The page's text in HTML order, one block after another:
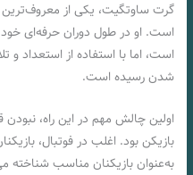
گرت ساوتگیت، یکی از معروف‌ترین
است. او در طول دوران حرفه‌ای
است، اما با استفاده از استعداد
شدن رسیده است.
اولین چالش مهم در این راه،
بازیکن بود. اغلب در فوتبال،
به‌عنوان بازیکنان مناسب شناخته